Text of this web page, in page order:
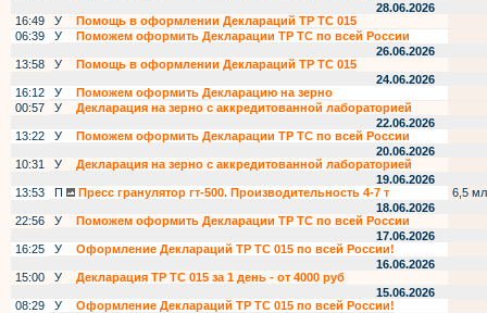
28.06.2026
16:49
У
Помощь в оформлении Деклараций ТР ТС 015
06:39
У
Поможем оформить Декларации ТР ТС по всей России
26.06.2026
13:58
У
Помощь в оформлении Деклараций ТР ТС 015
24.06.2026
16:12
У
Поможем оформить Декларацию на зерно
00:57
У
Декларация на зерно с аккредитованной лабораторией
22.06.2026
13:22
У
Поможем оформить Декларации ТР ТС по всей России
20.06.2026
10:31
У
Декларация на зерно с аккредитованной лабораторией
19.06.2026
13:53
П Пресс гранулятор гт-500. Производительность 4-7 т
6,5
18.06.2026
22:56
У
Поможем оформить Декларации ТР ТС по всей России
17.06.2026
16:25
У
Оформление Деклараций ТР ТС 015 по всей России!
16.06.2026
15:00
У
Декларация ТР ТС 015 за 1 день - от 4000 руб
15.06.2026
08:29
У
Оформление Деклараций ТР ТС 015 по всей России!